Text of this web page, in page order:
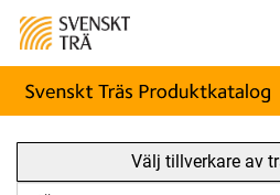
Välj tillverkare av